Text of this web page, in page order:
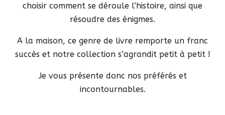
choisir comment se déroule l’histoire, ainsi que
résoudre des énigmes.
A la maison, ce genre de livre remporte un franc
succès et notre collection s’agrandit petit à petit !
Je vous présente donc nos préférés et
incontournables.